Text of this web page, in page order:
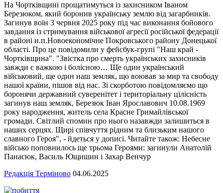
На Чортківщині прощатимуться із захисником Іваном
Березюком, який боронив українську землю від загарбників.
Загинув воїн 3 червня 2025 року під час виконання бойового
завдання із стримування військової агресії російської федерації
в районі н.п.Новоекономічне Покровського району Донецької
області. Про це повідомили у фейсбук-групі "Наш край -
Чортківщина". "Звістка про смерть українських захисників
завжди є важкою і болісною… Ще один український
військовий, ще один наш земляк, що воював за мир та свободу
нашої країни, пішов від нас. Зі скорботою повідомляємо що
боронячи державний суверенітет і територіальну цілісність
загинув наш земляк, Березюк Іван Ярославович 10.08.1969
року народження, житель села Красне Гримайлівської
громади. Світлий спомин про нього назавжди залишиться в
наших серцях. Щирі співчуття рідним та близьким нашого
славного Героя", - йдеться у дописі. Читайте також: Небесне
військо поповнилось ще трьома Героями: загинули Анатолій
Панасюк, Василь Ющишин і Захар Венчур
Редакція Терміново 04.06.2025